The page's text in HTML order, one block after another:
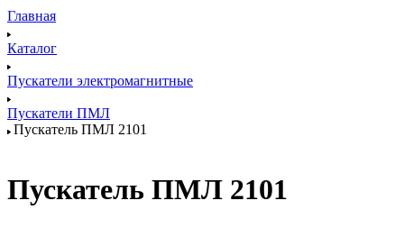
Главная
Каталог
Пускатели электромагнитные
Пускатели ПМЛ
Пускатель ПМЛ 2101
Пускатель ПМЛ 2101